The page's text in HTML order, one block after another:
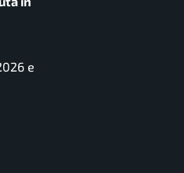
e